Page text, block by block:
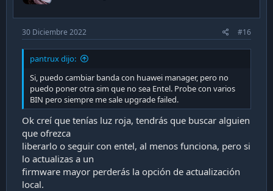
30 Diciembre 2022 #16
pantrux dijo:
Si, puedo cambiar banda con huawei manager, pero no
puedo poner otra sim que no sea Entel. Probe con varios
BIN pero siempre me sale upgrade failed.
Ok creí que tenías luz roja, tendrás que buscar alguien
que ofrezca
liberarlo o seguir con entel, al menos funciona, pero si
lo actualizas a un
firmware mayor perderás la opción de actualización
local.